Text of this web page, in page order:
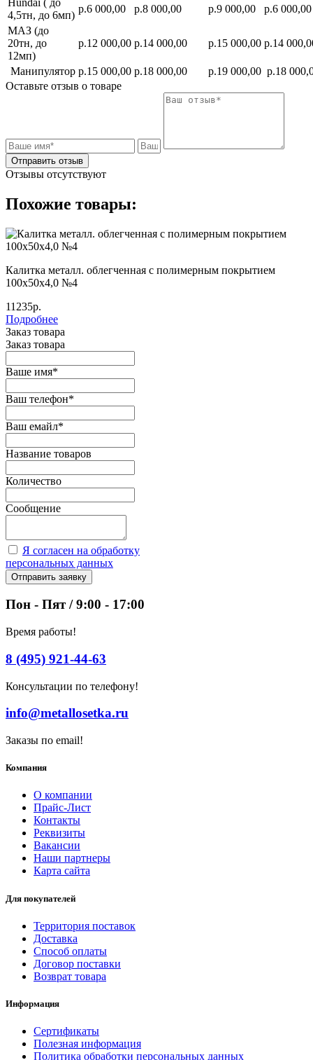
4,5тн, до 6мп)
р.6 000,00 р.8 000,00 р.9 000,00
р.6 000,00
МАЗ (до
20тн, до
12мп)
р.12 000,00 р.14 000,00 р.15 000,00 р.14
Манипулятор р.15 000,00 р.18 000,00 р.19 000,00 р.18
Оставьте отзыв о товаре
Отправить отзыв
Отзывы отсутствуют
Похожие товары:
Калитка металл. облегченная с полимерным покрытием
100х50х4,0 №4
11235р.
Подробнее
Заказ товара
Заказ товара
Ваше имя*
Ваш телефон*
Ваш емайл*
Название товаров
Количество
Сообщение
Я согласен на обработку
персональных данных
Отправить заявку
Пон - Пят / 9:00 - 17:00
Время работы!
8 (495) 921-44-63
Консультации по телефону!
info@metallosetka.ru
Заказы по email!
Компания
О компании
Прайс-Лист
Контакты
Реквизиты
Вакансии
Наши партнеры
Карта сайта
Для покупателей
Территория поставок
Доставка
Способ оплаты
Договор поставки
Возврат товара
Информация
Сертификаты
Полезная информация
Политика обработки персональных данных